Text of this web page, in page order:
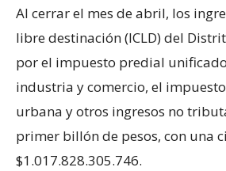
Al cerrar el mes de abril, los
libre destinación (ICLD) del
por el impuesto predial
industria y comercio, el
urbana y otros ingresos no
primer billón de pesos, con una
$1.017.828.305.746.